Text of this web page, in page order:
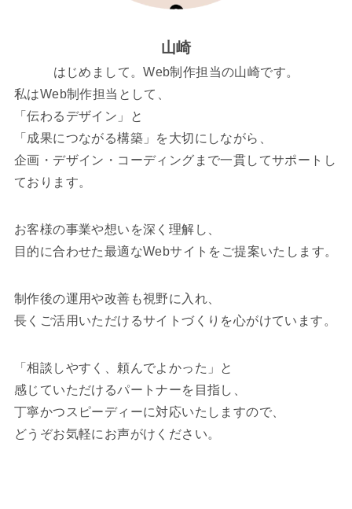
山崎
はじめまして。Web制作担当の山崎です。
私はWeb制作担当として、
「伝わるデザイン」と
「成果につながる構築」を大切にしながら、
企画・デザイン・コーディングまで一貫してサポートし
ております。
お客様の事業や想いを深く理解し、
目的に合わせた最適なWebサイトをご提案いたします。
制作後の運用や改善も視野に入れ、
長くご活用いただけるサイトづくりを心がけています。
「相談しやすく、頼んでよかった」と
感じていただけるパートナーを目指し、
丁寧かつスピーディーに対応いたしますので、
どうぞお気軽にお声がけください。